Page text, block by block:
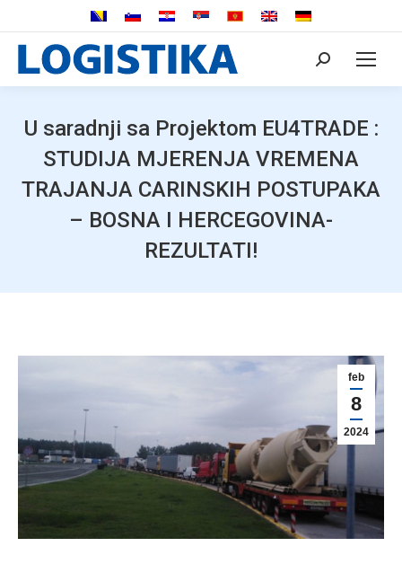
Search:
U saradnji sa Projektom EU4TRADE :
STUDIJA MJERENJA VREMENA
TRAJANJA CARINSKIH POSTUPAKA
– BOSNA I HERCEGOVINA-
REZULTATI!
feb
8
2024